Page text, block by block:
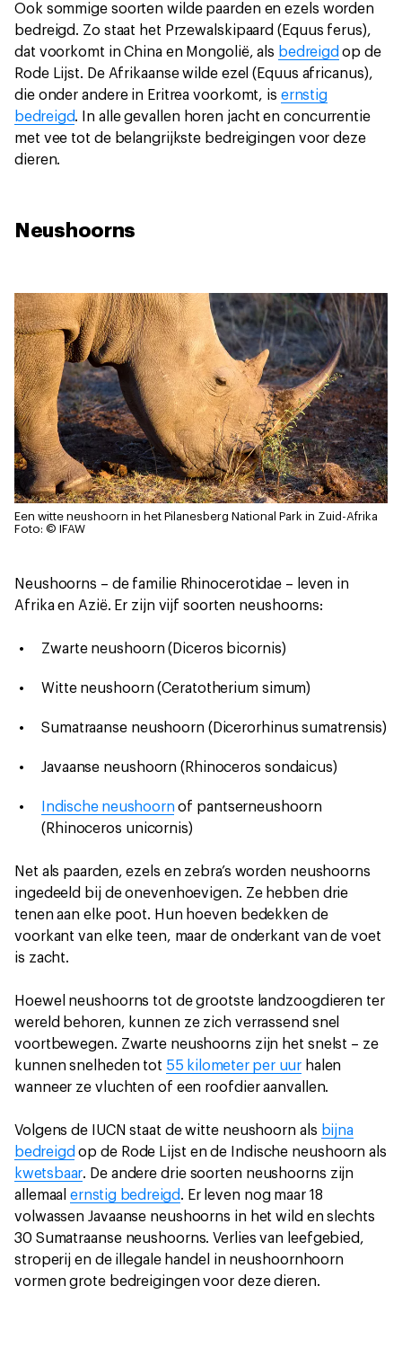
Ook sommige soorten wilde paarden en ezels worden
bedreigd. Zo staat het Przewalskipaard (Equus ferus),
dat voorkomt in China en Mongolië, als bedreigd op de
Rode Lijst. De Afrikaanse wilde ezel (Equus africanus),
die onder andere in Eritrea voorkomt, is ernstig
bedreigd. In alle gevallen horen jacht en concurrentie
met vee tot de belangrijkste bedreigingen voor deze
dieren.
Neushoorns
Een witte neushoorn in het Pilanesberg National Park in Zuid-Afrika
Foto: © IFAW
Neushoorns – de familie Rhinocerotidae – leven in
Afrika en Azië. Er zijn vijf soorten neushoorns:
Zwarte neushoorn (Diceros bicornis)
Witte neushoorn (Ceratotherium simum)
Sumatraanse neushoorn (Dicerorhinus sumatrensis)
Javaanse neushoorn (Rhinoceros sondaicus)
Indische neushoornof pantserneushoorn
(Rhinoceros unicornis)
Net als paarden, ezels en zebra’s worden neushoorns
ingedeeld bij de onevenhoevigen. Ze hebben drie
tenen aan elke poot. Hun hoeven bedekken de
voorkant van elke teen, maar de onderkant van de voet
is zacht.
Hoewel neushoorns tot de grootste landzoogdieren ter
wereld behoren, kunnen ze zich verrassend snel
voortbewegen. Zwarte neushoorns zijn het snelst – ze
kunnen snelheden tot 55 kilometer per uurhalen
wanneer ze vluchten of een roofdier aanvallen.
Volgens de IUCN staat de witte neushoorn als bijna
bedreigd op de Rode Lijst en de Indische neushoorn als
kwetsbaar. De andere drie soorten neushoorns zijn
allemaalernstig bedreigd. Er leven nog maar 18
volwassen Javaanse neushoorns in het wild en slechts
30 Sumatraanse neushoorns. Verlies van leefgebied,
stroperij en de illegale handel in neushoornhoorn
vormen grote bedreigingen voor deze dieren.